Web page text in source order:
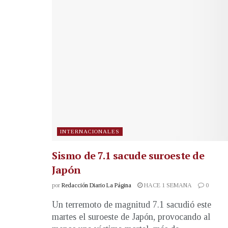
INTERNACIONALES
Sismo de 7.1 sacude suroeste de
Japón
por Redacción Diario La Página HACE 1 SEMANA 0
Un terremoto de magnitud 7.1 sacudió este
martes el suroeste de Japón, provocando al